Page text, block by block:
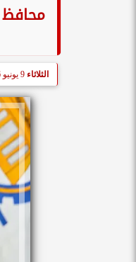
محافظ
الثلاثاء 9 يونيو 2026